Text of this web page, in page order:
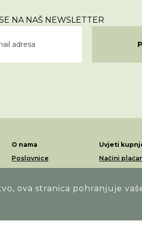
ova stranica pohranjuje
NA NAŠ NEWSLETTER
O nama
Poslovnice
Loyalty program
Uvjeti
Načini
Povrati i